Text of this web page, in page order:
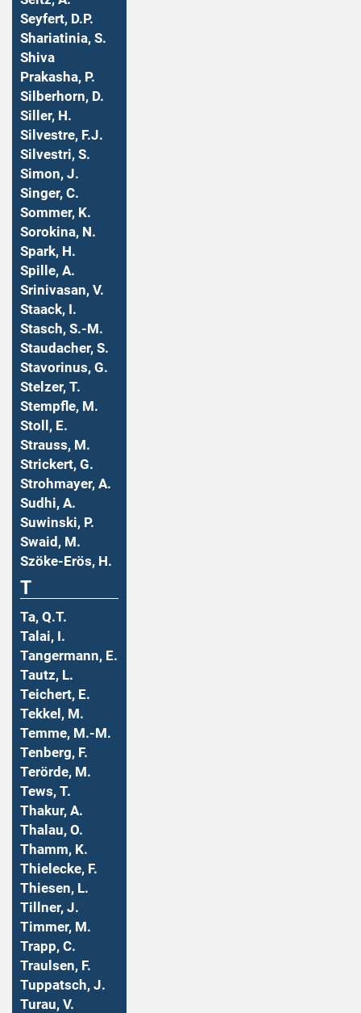
Seyfert, D.P.
Shariatinia, S.
Shiva
Prakasha, P.
Silberhorn, D.
Siller, H.
Silvestre, F.J.
Silvestri, S.
Simon, J.
Singer, C.
Sommer, K.
Sorokina, N.
Spark, H.
Spille, A.
Srinivasan, V.
Staack, I.
Stasch, S.-M.
Staudacher, S.
Stavorinus, G.
Stelzer, T.
Stempfle, M.
Stoll, E.
Strauss, M.
Strickert, G.
Strohmayer, A.
Sudhi, A.
Suwinski, P.
Swaid, M.
Szöke-Erös, H.
T
Ta, Q.T.
Talai, I.
Tangermann, E.
Tautz, L.
Teichert, E.
Tekkel, M.
Temme, M.-M.
Tenberg, F.
Terörde, M.
Tews, T.
Thakur, A.
Thalau, O.
Thamm, K.
Thielecke, F.
Thiesen, L.
Tillner, J.
Timmer, M.
Trapp, C.
Traulsen, F.
Tuppatsch, J.
Turau, V.